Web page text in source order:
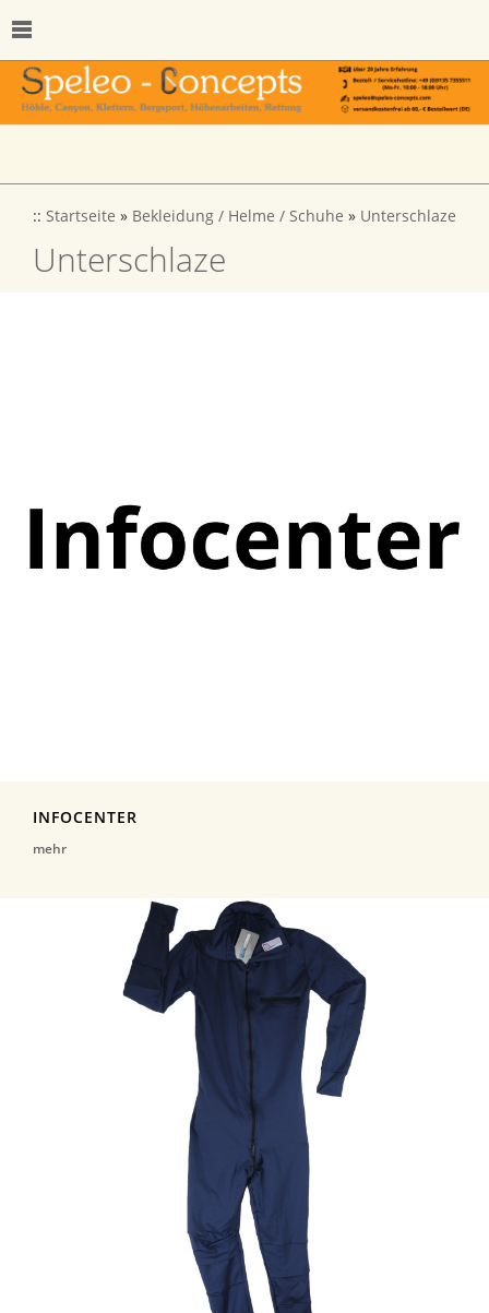
:: Startseite » Bekleidung / Helme / Schuhe » Unterschlaze
Unterschlaze
INFOCENTER
mehr